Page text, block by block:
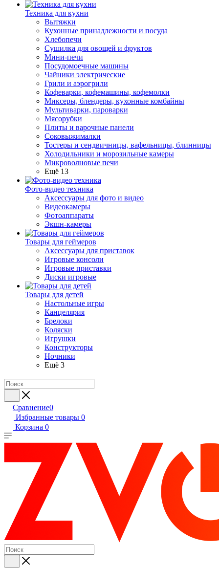
Техника для кухни
Вытяжки
Кухонные принадлежности и посуда
Хлебопечи
Сушилка для овощей и фруктов
Мини-печи
Посудомоечные машины
Чайники электрические
Грили и аэрогрили
Кофеварки, кофемашины, кофемолки
Миксеры, блендеры, кухонные комбайны
Мультиварки, пароварки
Мясорубки
Плиты и варочные панели
Соковыжималки
Тостеры и сендвичницы, вафельницы, блинницы
Холодильники и морозильные камеры
Микроволновые печи
Ещё 13
Фото-видео техника
Аксессуары для фото и видео
Видеокамеры
Фотоаппараты
Экшн-камеры
Товары для геймеров
Аксессуары для приставок
Игровые консоли
Игровые приставки
Диски игровые
Товары для детей
Настольные игры
Канцелярия
Брелоки
Коляски
Игрушки
Конструкторы
Ночники
Ещё 3
Сравнение0
Избранные товары 0
Корзина 0